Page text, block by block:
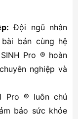
Đội ngũ nhân
bản cùng hệ
Pro ® hoàn
nghiệp và
Pro ® luôn chú
bảo sức khỏe